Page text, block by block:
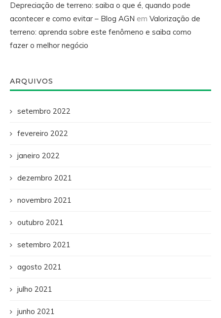
Depreciação de terreno: saiba o que é, quando pode
acontecer e como evitar – Blog AGN em Valorização de
terreno: aprenda sobre este fenômeno e saiba como
fazer o melhor negócio
ARQUIVOS
setembro 2022
fevereiro 2022
janeiro 2022
dezembro 2021
novembro 2021
outubro 2021
setembro 2021
agosto 2021
julho 2021
junho 2021